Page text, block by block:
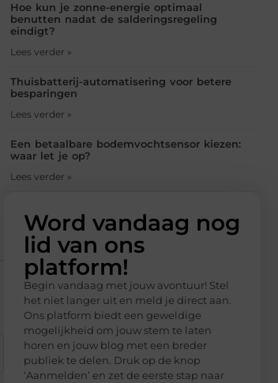
Hoe kun je zonne-energie optimaal
benutten nadat de salderingsregeling
eindigt?
Lees verder »
Thuisbatterij-automatisering voor betere
besparingen
Lees verder »
Een betaalbare bodemvochtsensor kiezen:
waar let je op?
Lees verder »
Word vandaag nog
lid van ons
platform!
Begin vandaag met jouw avontuur! Stel
het niet langer uit en meld je direct aan.
Ons platform biedt een geweldige
mogelijkheid om jouw stem te laten
horen en jouw blog met een breder
publiek te delen. Druk op de knop
‘Aanmelden’ en zet de eerste stap naar